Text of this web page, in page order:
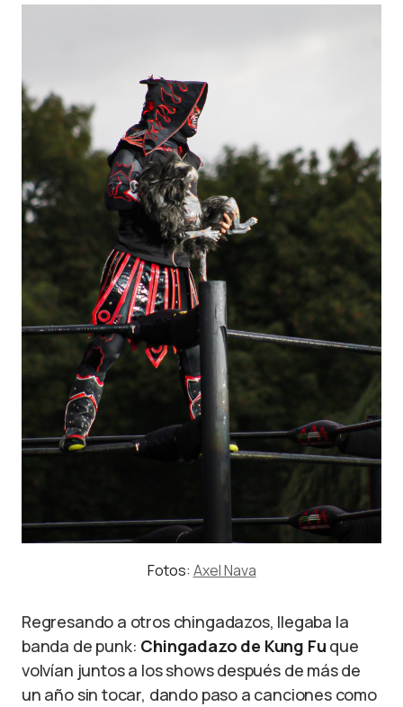
Fotos: Axel Nava
Regresando a otros chingadazos, llegaba la
banda de punk: Chingadazo de Kung Fu que
volvían juntos a los shows después de más de
un año sin tocar, dando paso a canciones como